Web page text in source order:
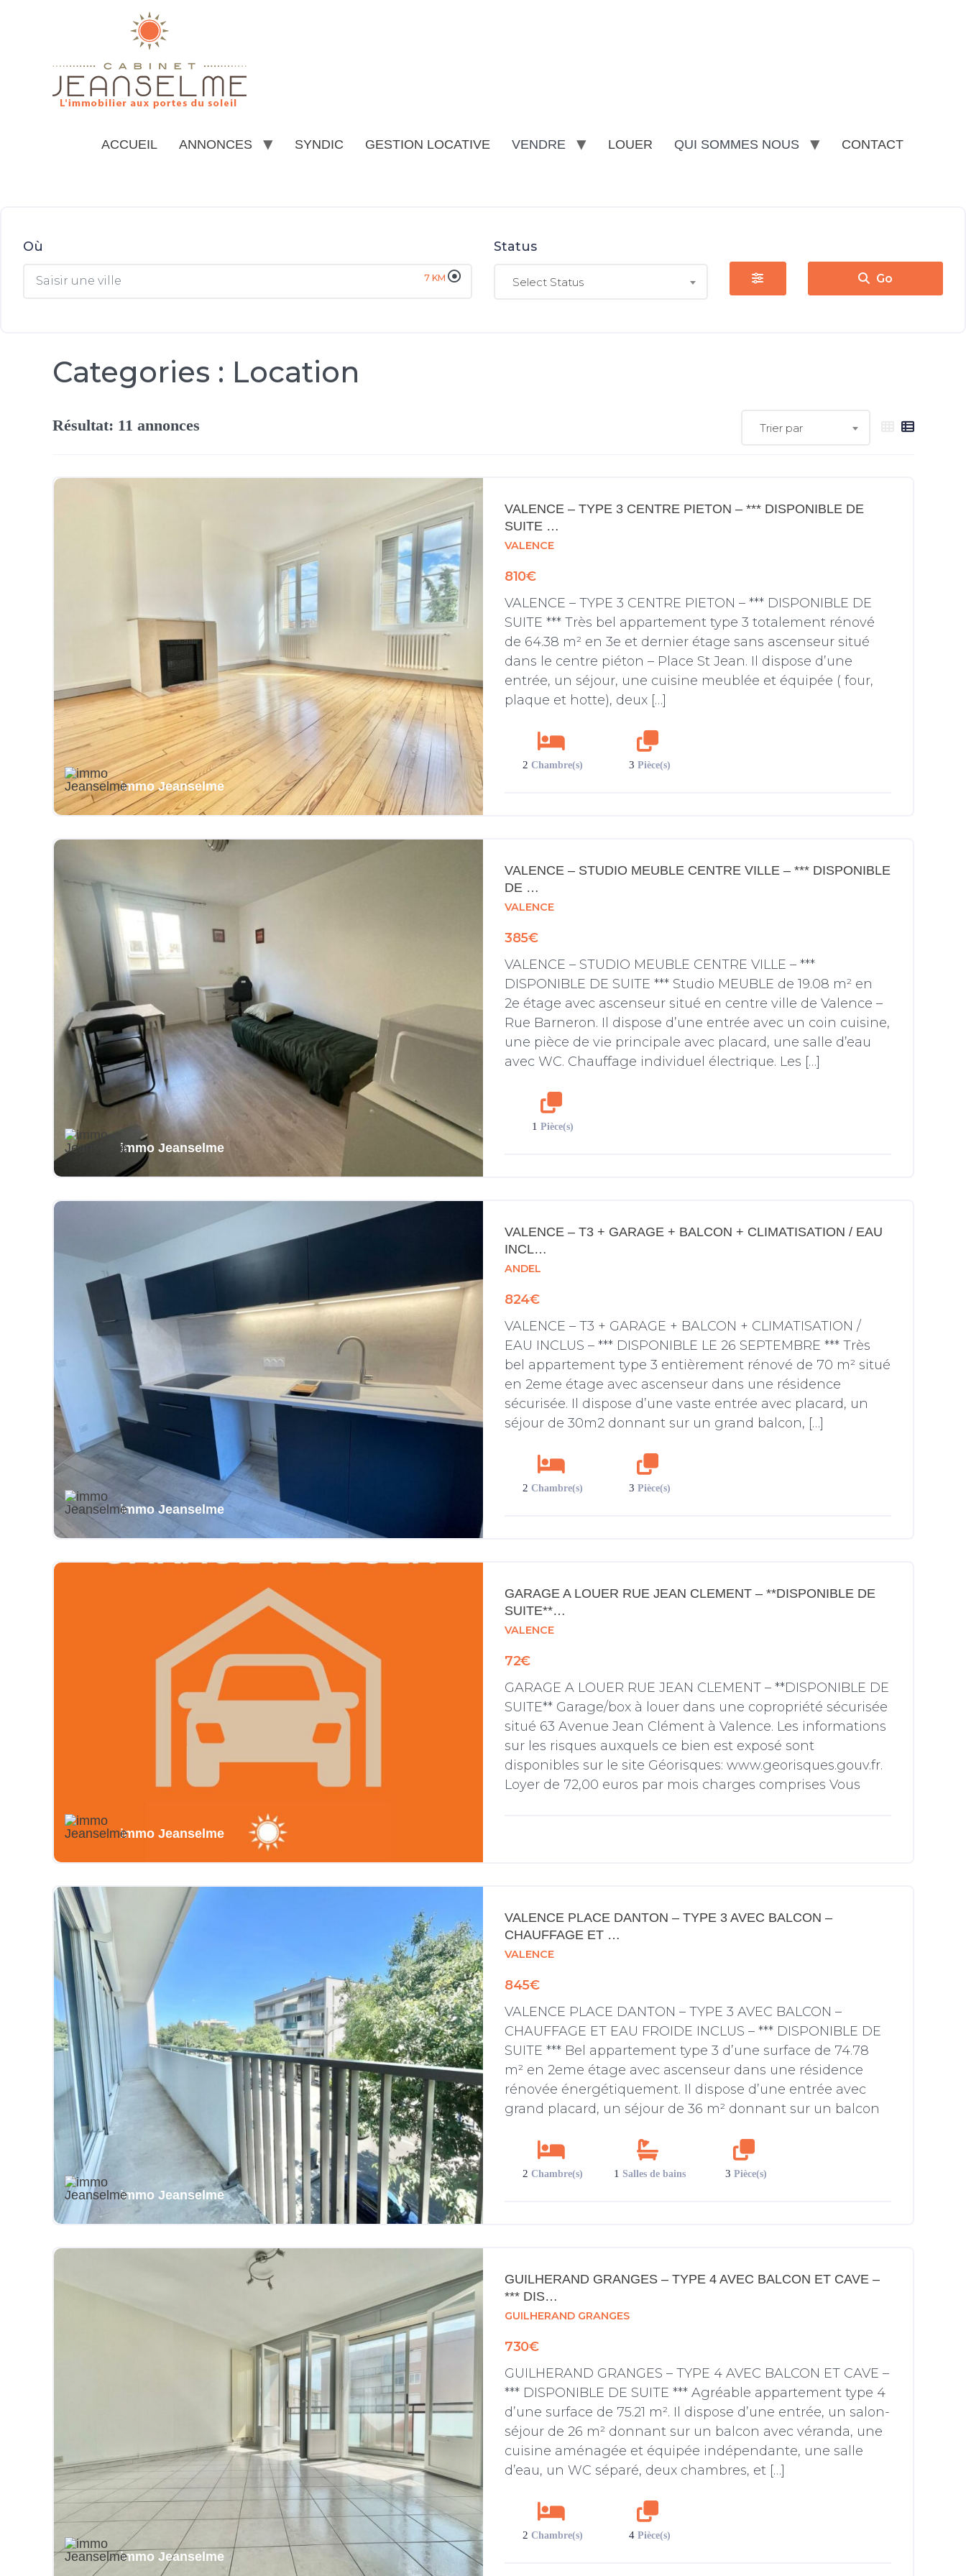
ACCUEIL ANNONCES SYNDIC GESTION LOCATIVE VENDRE LOUER QUI SOMMES NOUS CONTACT
Où
7 KM
Status
Select Status Go
Categories : Location
Résultat: 11 annonces Trier par
immo Jeanselme
VALENCE – TYPE 3 CENTRE PIETON – *** DISPONIBLE DE
SUITE …
VALENCE
810€
VALENCE – TYPE 3 CENTRE PIETON – *** DISPONIBLE DE
SUITE *** Très bel appartement type 3 totalement rénové
de 64.38 m² en 3e et dernier étage sans ascenseur situé
dans le centre piéton – Place St Jean. Il dispose d’une
entrée, un séjour, une cuisine meublée et équipée ( four,
plaque et hotte), deux […]
2Chambre(s) 3 Pièce(s)
immo Jeanselme
VALENCE – STUDIO MEUBLE CENTRE VILLE – *** DISPONIBLE
DE …
VALENCE
385€
VALENCE – STUDIO MEUBLE CENTRE VILLE – ***
DISPONIBLE DE SUITE *** Studio MEUBLE de 19.08 m² en
2e étage avec ascenseur situé en centre ville de Valence –
Rue Barneron. Il dispose d’une entrée avec un coin cuisine,
une pièce de vie principale avec placard, une salle d’eau
avec WC. Chauffage individuel électrique. Les […]
1Pièce(s)
immo Jeanselme
VALENCE – T3 + GARAGE + BALCON + CLIMATISATION / EAU
INCL…
ANDEL
824€
VALENCE – T3 + GARAGE + BALCON + CLIMATISATION /
EAU INCLUS – *** DISPONIBLE LE 26 SEPTEMBRE *** Très
bel appartement type 3 entièrement rénové de 70 m² situé
en 2eme étage avec ascenseur dans une résidence
sécurisée. Il dispose d’une vaste entrée avec placard, un
séjour de 30m2 donnant sur un grand balcon, […]
2Chambre(s) 3 Pièce(s)
immo Jeanselme
GARAGE A LOUER RUE JEAN CLEMENT – **DISPONIBLE DE
SUITE**…
VALENCE
72€
GARAGE A LOUER RUE JEAN CLEMENT – **DISPONIBLE DE
SUITE** Garage/box à louer dans une copropriété sécurisée
situé 63 Avenue Jean Clément à Valence. Les informations
sur les risques auxquels ce bien est exposé sont
disponibles sur le site Géorisques: www.georisques.gouv.fr.
Loyer de 72,00 euros par mois charges comprises Vous
immo Jeanselme
VALENCE PLACE DANTON – TYPE 3 AVEC BALCON –
CHAUFFAGE ET …
VALENCE
845€
VALENCE PLACE DANTON – TYPE 3 AVEC BALCON –
CHAUFFAGE ET EAU FROIDE INCLUS – *** DISPONIBLE DE
SUITE *** Bel appartement type 3 d’une surface de 74.78
m² en 2eme étage avec ascenseur dans une résidence
rénovée énergétiquement. Il dispose d’une entrée avec
grand placard, un séjour de 36 m² donnant sur un balcon
2Chambre(s) 1 Salles de bains 3 Pièce(s)
immo Jeanselme
GUILHERAND GRANGES – TYPE 4 AVEC BALCON ET CAVE –
*** DIS…
GUILHERAND GRANGES
730€
GUILHERAND GRANGES – TYPE 4 AVEC BALCON ET CAVE –
*** DISPONIBLE DE SUITE *** Agréable appartement type 4
d’une surface de 75.21 m². Il dispose d’une entrée, un salon-
séjour de 26 m² donnant sur un balcon avec véranda, une
cuisine aménagée et équipée indépendante, une salle
d’eau, un WC séparé, deux chambres, et […]
2Chambre(s) 4 Pièce(s)